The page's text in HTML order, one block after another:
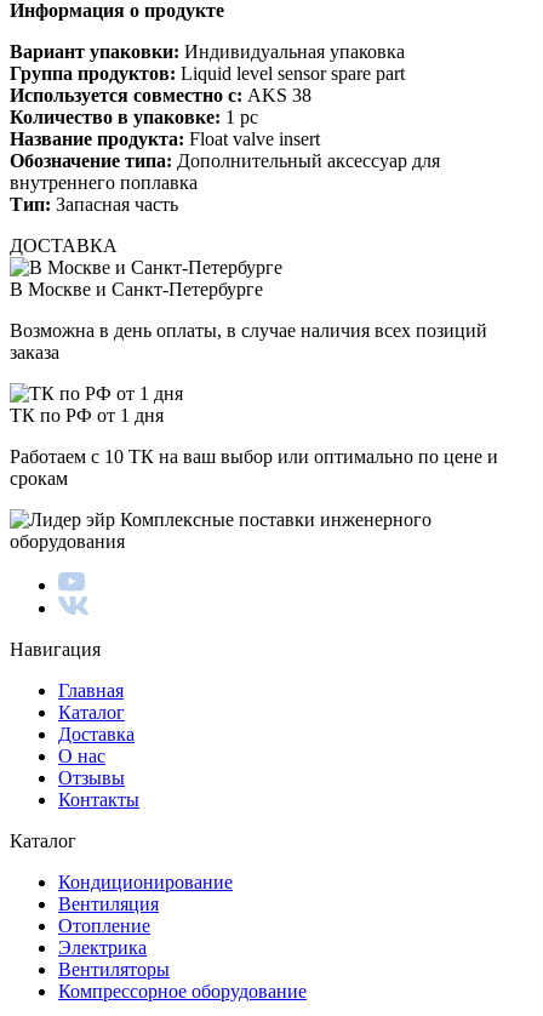
Информация о продукте
Вариант упаковки: Индивидуальная упаковка
Группа продуктов: Liquid level sensor spare part
Используется совместно с: AKS 38
Количество в упаковке: 1 pc
Название продукта: Float valve insert
Обозначение типа: Дополнительный аксессуар для
внутреннего поплавка
Тип: Запасная часть
ДОСТАВКА
В Москве и Санкт-Петербурге
Возможна в день оплаты, в случае наличия всех позиций
заказа
ТК по РФ от 1 дня
Работаем с 10 ТК на ваш выбор или оптимально по цене и
срокам
Комплексные поставки инженерного
оборудования
Навигация
Главная
Каталог
Доставка
О нас
Отзывы
Контакты
Каталог
Кондиционирование
Вентиляция
Отопление
Электрика
Вентиляторы
Компрессорное оборудование